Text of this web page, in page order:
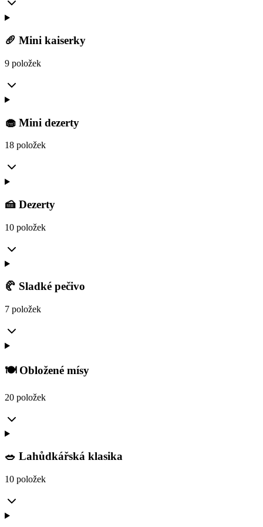
🥖 Mini kaiserky
9 položek
🧁 Mini dezerty
18 položek
🍰 Dezerty
10 položek
🥐 Sladké pečivo
7 položek
🍽️ Obložené mísy
20 položek
🥗 Lahůdkářská klasika
10 položek